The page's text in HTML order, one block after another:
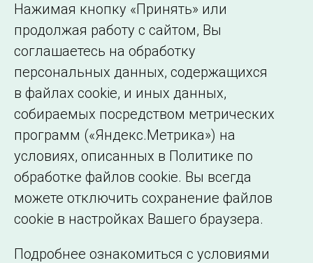
образовательной
организации
Нажимая кнопку «Принять» или
продолжая работу с сайтом, Вы
соглашаетесь на обработку
персональных данных, содержащихся
в файлах cookie, и иных данных,
собираемых посредством метрических
программ («Яндекс.Метрика») на
условиях, описанных в Политике по
обработке файлов cookie. Вы всегда
можете отключить сохранение файлов
cookie в настройках Вашего браузера.
Подробнее ознакомиться с условиями